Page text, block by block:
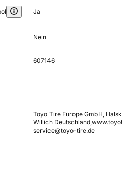
Ja
Nein
607146
Toyo Tire Europe GmbH,
Willich
service@toyo-tire.de